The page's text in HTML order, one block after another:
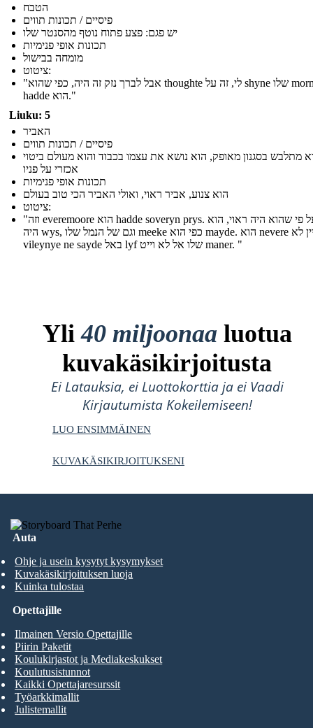
הטבח
פיסיים / תכונות תווים
יש פגם: פצע פתוח נוטף מהסנטר שלו
תכונות אופי פנימיות
מומחה בבישול
ציטוט:
"אבל לברך נזק זה היה, כפי שהוא thoughte לי, זה על shyne שלו mormal
hadde הוא."
Liuku: 5
האביר
פיסיים / תכונות תווים
מתלבש בסגנון מאופק, הוא נושא את עצמו בכבוד והוא מעולם ביטוי
אכזרי על פניו
תכונות אופי פנימיות
הוא צנוע, אביר ראוי, ואולי האביר הכי טוב בעולם
ציטוט:
"וזה everemoore הוא hadde soveryn prys. ואף על פי שהוא היה ראוי, הוא
היה wys, וגם של הנמל שלו meeke כפי הוא mayde. הוא nevere עדיין לא
vileynye ne sayde באל lyf שלו אל לא וייט maner. "
Yli40 miljoonaa luotua
kuvakäsikirjoitusta
Ei Latauksia, ei Luottokorttia ja ei Vaadi
Kirjautumista Kokeilemiseen!
LUO ENSIMMÄINEN
KUVAKÄSIKIRJOITUKSENI
Auta
Ohje ja usein kysytyt kysymykset
Kuvakäsikirjoituksen luoja
Kuinka tulostaa
Opettajille
Ilmainen Versio Opettajille
Piirin Paketit
Koulukirjastot ja Mediakeskukset
Koulutusistunnot
Kaikki Opettajaresurssit
Työarkkimallit
Julistemallit